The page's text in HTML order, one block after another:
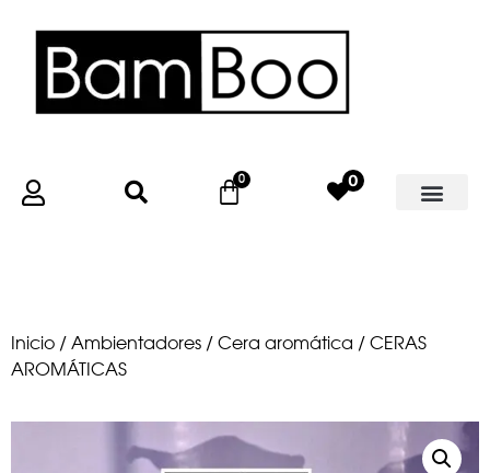
0
Inicio / Ambientadores / Cera aromática / CERAS
AROMÁTICAS